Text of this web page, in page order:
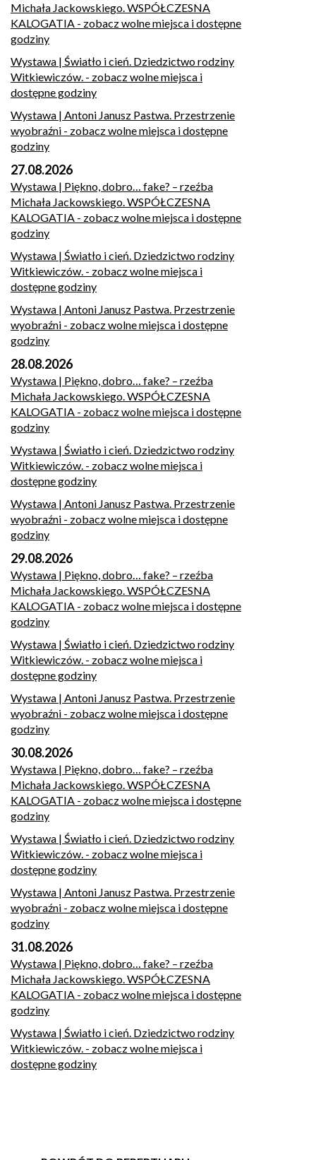
Michała Jackowskiego. WSPÓŁCZESNA
KALOGATIA - zobacz wolne miejsca i dostępne
godziny
Wystawa | Światło i cień. Dziedzictwo rodziny
Witkiewiczów. - zobacz wolne miejsca i
dostępne godziny
Wystawa | Antoni Janusz Pastwa. Przestrzenie
wyobraźni - zobacz wolne miejsca i dostępne
godziny
27.08.2026
Wystawa | Piękno, dobro… fake? – rzeźba
Michała Jackowskiego. WSPÓŁCZESNA
KALOGATIA - zobacz wolne miejsca i dostępne
godziny
Wystawa | Światło i cień. Dziedzictwo rodziny
Witkiewiczów. - zobacz wolne miejsca i
dostępne godziny
Wystawa | Antoni Janusz Pastwa. Przestrzenie
wyobraźni - zobacz wolne miejsca i dostępne
godziny
28.08.2026
Wystawa | Piękno, dobro… fake? – rzeźba
Michała Jackowskiego. WSPÓŁCZESNA
KALOGATIA - zobacz wolne miejsca i dostępne
godziny
Wystawa | Światło i cień. Dziedzictwo rodziny
Witkiewiczów. - zobacz wolne miejsca i
dostępne godziny
Wystawa | Antoni Janusz Pastwa. Przestrzenie
wyobraźni - zobacz wolne miejsca i dostępne
godziny
29.08.2026
Wystawa | Piękno, dobro… fake? – rzeźba
Michała Jackowskiego. WSPÓŁCZESNA
KALOGATIA - zobacz wolne miejsca i dostępne
godziny
Wystawa | Światło i cień. Dziedzictwo rodziny
Witkiewiczów. - zobacz wolne miejsca i
dostępne godziny
Wystawa | Antoni Janusz Pastwa. Przestrzenie
wyobraźni - zobacz wolne miejsca i dostępne
godziny
30.08.2026
Wystawa | Piękno, dobro… fake? – rzeźba
Michała Jackowskiego. WSPÓŁCZESNA
KALOGATIA - zobacz wolne miejsca i dostępne
godziny
Wystawa | Światło i cień. Dziedzictwo rodziny
Witkiewiczów. - zobacz wolne miejsca i
dostępne godziny
Wystawa | Antoni Janusz Pastwa. Przestrzenie
wyobraźni - zobacz wolne miejsca i dostępne
godziny
31.08.2026
Wystawa | Piękno, dobro… fake? – rzeźba
Michała Jackowskiego. WSPÓŁCZESNA
KALOGATIA - zobacz wolne miejsca i dostępne
godziny
Wystawa | Światło i cień. Dziedzictwo rodziny
Witkiewiczów. - zobacz wolne miejsca i
dostępne godziny